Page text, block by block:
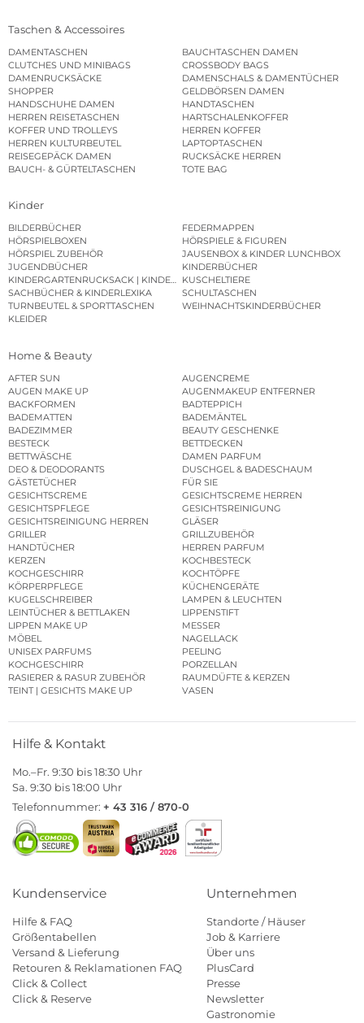
Taschen & Accessoires
DAMENTASCHEN
BAUCHTASCHEN DAMEN
CLUTCHES UND MINIBAGS
CROSSBODY BAGS
DAMENRUCKSÄCKE
DAMENSCHALS & DAMENTÜCHER
SHOPPER
GELDBÖRSEN DAMEN
HANDSCHUHE DAMEN
HANDTASCHEN
HERREN REISETASCHEN
HARTSCHALENKOFFER
KOFFER UND TROLLEYS
HERREN KOFFER
HERREN KULTURBEUTEL
LAPTOPTASCHEN
REISEGEPÄCK DAMEN
RUCKSÄCKE HERREN
BAUCH- & GÜRTELTASCHEN
TOTE BAG
Kinder
BILDERBÜCHER
FEDERMAPPEN
HÖRSPIELBOXEN
HÖRSPIELE & FIGUREN
HÖRSPIEL ZUBEHÖR
JAUSENBOX & KINDER LUNCHBOX
JUGENDBÜCHER
KINDERBÜCHER
KINDERGARTENRUCKSACK | KINDERGARTENBEUTEL
KUSCHELTIERE
SACHBÜCHER & KINDERLEXIKA
SCHULTASCHEN
TURNBEUTEL & SPORTTASCHEN
WEIHNACHTSKINDERBÜCHER
KLEIDER
Home & Beauty
AFTER SUN
AUGENCREME
AUGEN MAKE UP
AUGENMAKEUP ENTFERNER
BACKFORMEN
BADTEPPICH
BADEMATTEN
BADEMÄNTEL
BADEZIMMER
BEAUTY GESCHENKE
BESTECK
BETTDECKEN
BETTWÄSCHE
DAMEN PARFUM
DEO & DEODORANTS
DUSCHGEL & BADESCHAUM
GÄSTETÜCHER
FÜR SIE
GESICHTSCREME
GESICHTSCREME HERREN
GESICHTSPFLEGE
GESICHTSREINIGUNG
GESICHTSREINIGUNG HERREN
GLÄSER
GRILLER
GRILLZUBEHÖR
HANDTÜCHER
HERREN PARFUM
KERZEN
KOCHBESTECK
KOCHGESCHIRR
KOCHTÖPFE
KÖRPERPFLEGE
KÜCHENGERÄTE
KUGELSCHREIBER
LAMPEN & LEUCHTEN
LEINTÜCHER & BETTLAKEN
LIPPENSTIFT
LIPPEN MAKE UP
MESSER
MÖBEL
NAGELLACK
UNISEX PARFUMS
PEELING
KOCHGESCHIRR
PORZELLAN
RASIERER & RASUR ZUBEHÖR
RAUMDÜFTE & KERZEN
TEINT | GESICHTS MAKE UP
VASEN
Hilfe & Kontakt
Mo.–Fr. 9:30 bis 18:30 Uhr
Sa. 9:30 bis 18:00 Uhr
Telefonnummer: + 43 316 / 870-0
Kundenservice
Hilfe & FAQ
Größentabellen
Versand & Lieferung
Retouren & Reklamationen FAQ
Click & Collect
Click & Reserve
Unternehmen
Standorte / Häuser
Job & Karriere
Über uns
PlusCard
Presse
Newsletter
Gastronomie